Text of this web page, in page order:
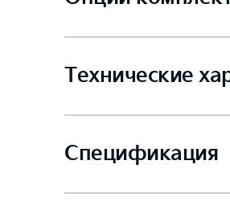
Технические
Спецификация